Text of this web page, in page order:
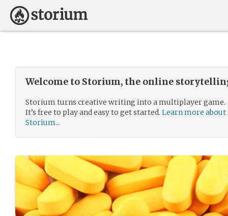
Welcome to Storium, the online
Storium turns creative writing into a multiplayer game.
It’s free to play and easy to get started. Learn more about
Storium...